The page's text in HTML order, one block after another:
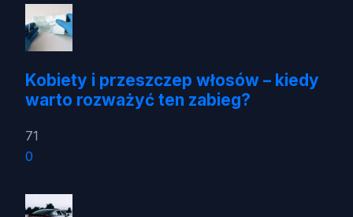
Kobiety i przeszczep włosów – kiedy
warto rozważyć ten zabieg?
71
0